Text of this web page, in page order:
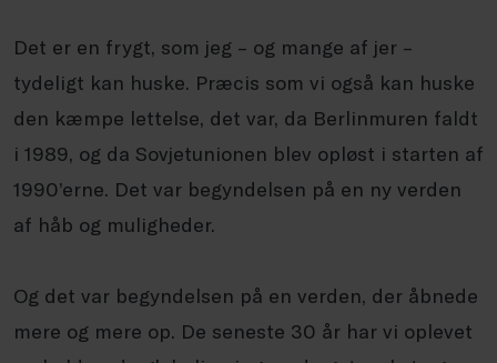
Det er en frygt, som jeg – og mange af jer –
tydeligt kan huske. Præcis som vi også kan huske
den kæmpe lettelse, det var, da Berlinmuren faldt
i 1989, og da Sovjetunionen blev opløst i starten af
1990’erne. Det var begyndelsen på en ny verden
af håb og muligheder.
Og det var begyndelsen på en verden, der åbnede
mere og mere op. De seneste 30 år har vi oplevet